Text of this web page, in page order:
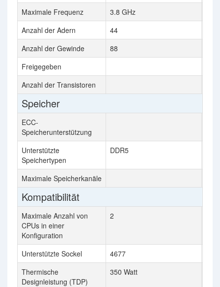
Maximale Frequenz 3.8 GHz
Anzahl der Adern
44
Anzahl der Gewinde
88
Freigegeben
Anzahl der Transistoren
Speicher
ECC-
Speicherunterstützung
Unterstützte
Speichertypen
DDR5
Maximale Speicherkanäle
Kompatibilität
Maximale Anzahl von
CPUs in einer
Konfiguration
2
Unterstützte Sockel 4677
Thermische
Designleistung (TDP)
350 Watt